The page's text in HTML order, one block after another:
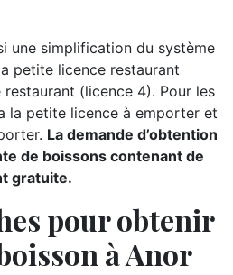
une simplification du système
petite licence restaurant
(licence 4). Pour les
la petite licence à emporter et
La demande d’obtention
de boissons contenant de
gratuite.
pour obtenir
à Anor